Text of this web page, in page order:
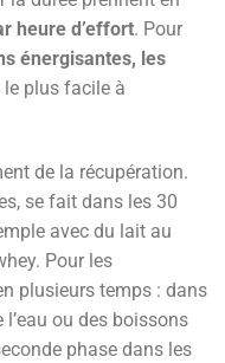
heure d’effort. Pour
énergisantes, les
le plus facile à
de la récupération.
se fait dans les 30
avec du lait au
Pour les
plusieurs temps : dans
ou des boissons
phase dans les